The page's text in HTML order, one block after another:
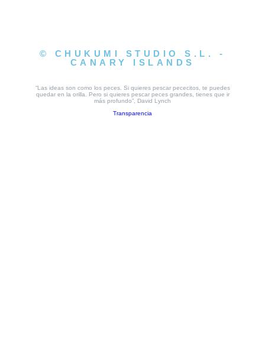
© CHUKUMI STUDIO S.L. -
CANARY ISLANDS
“Las ideas son como los peces. Si quieres pescar pececitos, te puedes
quedar en la orilla. Pero si quieres pescar peces grandes, tienes que ir
más profundo”, David Lynch
Transparencia